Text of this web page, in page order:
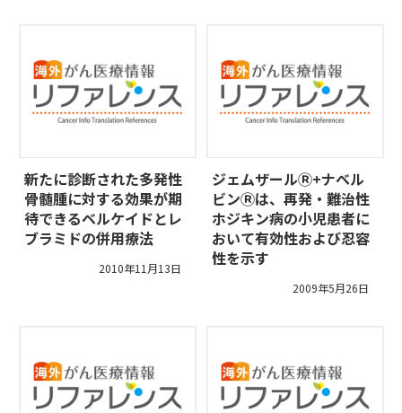
新たに診断された多発性
骨髄腫に対する効果が期
待できるベルケイドとレ
ブラミドの併用療法
2010年11月13日
ジェムザールⓇ+ナベル
ビンⓇは、再発・難治性
ホジキン病の小児患者に
おいて有効性および忍容
性を示す
2009年5月26日